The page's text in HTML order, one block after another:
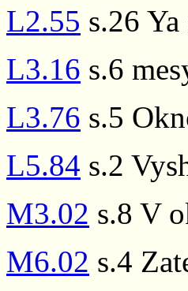
L2.55 s.26
L3.16 s.6
L3.76 s.5
L5.84 s.2
M3.02 s.8 V
M6.02 s.4